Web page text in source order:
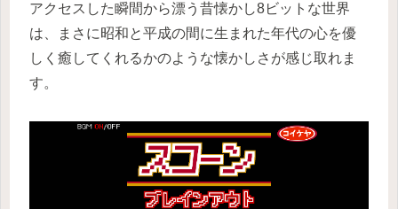
アクセスした瞬間から漂う昔懐かし8ビットな世界
は、まさに昭和と平成の間に生まれた年代の心を優
しく癒してくれるかのような懐かしさが感じ取れま
す。